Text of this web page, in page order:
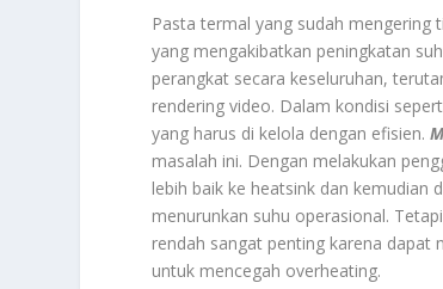
Pasta termal yang sudah
yang mengakibatkan peningkatan
perangkat secara keseluruhan,
rendering video. Dalam kondisi
yang harus di kelola dengan efisien.
masalah ini. Dengan melakukan
lebih baik ke heatsink dan kemudian
menurunkan suhu operasional.
rendah sangat penting karena
untuk mencegah overheating.